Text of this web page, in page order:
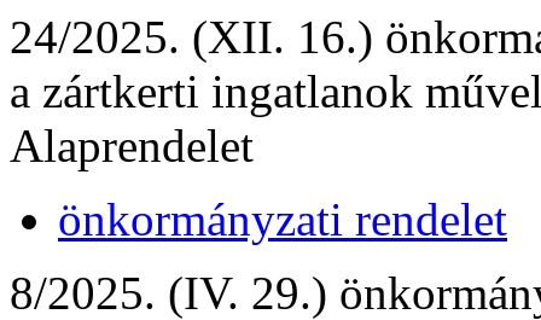
24/2025. (XII. 16.)
a zártkerti ingatlanok
Alaprendelet
önkormányzati rendelet
8/2025. (IV. 29.)